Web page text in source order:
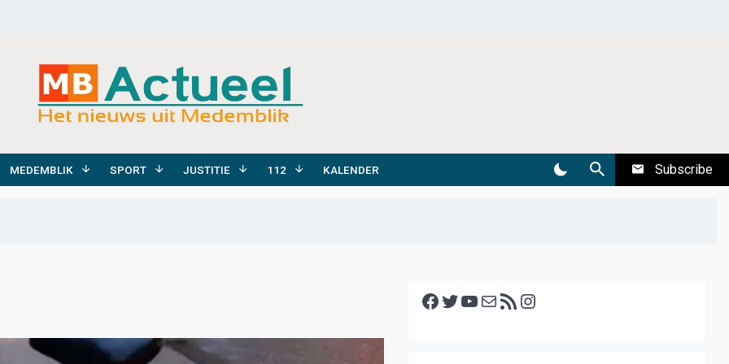
MEDEMBLIK SPORT JUSTITIE 112 KALENDER Subscribe
Facebook Twitter YouTube E-mail RSS feed